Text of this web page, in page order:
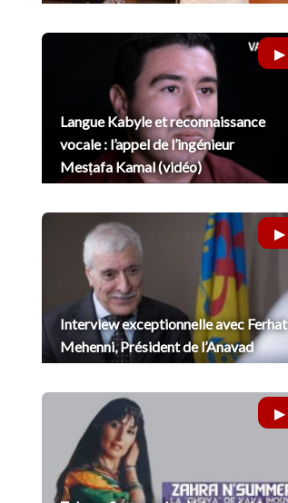
Langue Kabyle et reconnaissance
vocale : l’appel de l’ingénieur
Mesṭafa Kamal (vidéo)
Interview exceptionnelle avec Ferhat
Mehenni, Président de l’Anavad